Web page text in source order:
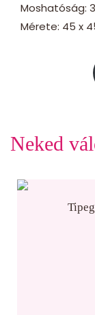
Moshatóság:
Mérete: 45 x
Neked